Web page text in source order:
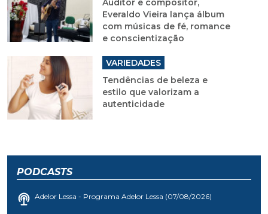
Auditor e compositor,
Everaldo Vieira lança álbum
com músicas de fé, romance
e conscientização
VARIEDADES
Tendências de beleza e
estilo que valorizam a
autenticidade
PODCASTS
Adelor Lessa - Programa Adelor Lessa (07/08/2026)